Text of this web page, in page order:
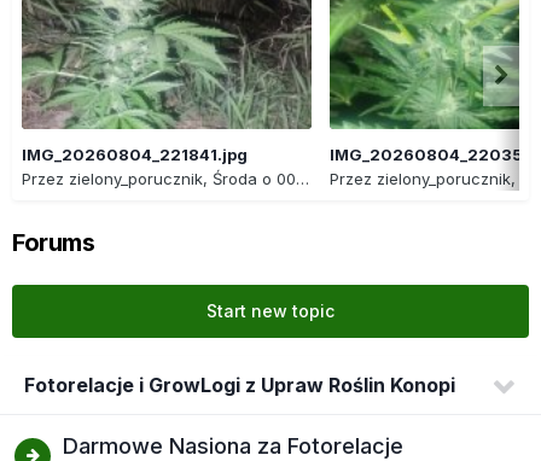
IMG_20260804_221841.jpg
Przez zielony_porucznik, Środa o 00:23
Przez zielony_porucznik,
Forums
Start new topic
Fotorelacje i GrowLogi z Upraw Roślin Konopi
Darmowe Nasiona za Fotorelacje